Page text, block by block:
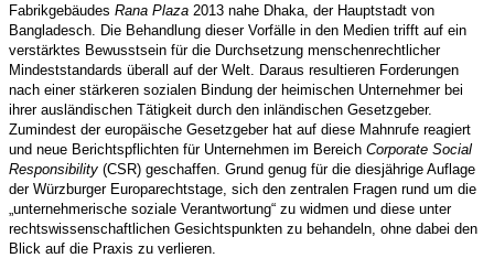
Fabrikgebäudes Rana Plaza 2013 nahe Dhaka, der Hauptstadt von
Bangladesch. Die Behandlung dieser Vorfälle in den Medien trifft auf ein
verstärktes Bewusstsein für die Durchsetzung menschenrechtlicher
Mindeststandards überall auf der Welt. Daraus resultieren Forderungen
nach einer stärkeren sozialen Bindung der heimischen Unternehmer bei
ihrer ausländischen Tätigkeit durch den inländischen Gesetzgeber.
Zumindest der europäische Gesetzgeber hat auf diese Mahnrufe reagiert
und neue Berichtspflichten für Unternehmen im Bereich Corporate Social
Responsibility (CSR) geschaffen. Grund genug für die diesjährige Auflage
der Würzburger Europarechtstage, sich den zentralen Fragen rund um die
„unternehmerische soziale Verantwortung“ zu widmen und diese unter
rechtswissenschaftlichen Gesichtspunkten zu behandeln, ohne dabei den
Blick auf die Praxis zu verlieren.